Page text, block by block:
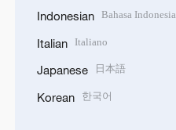
Indonesian Bahasa Indonesia
Italian Italiano
Japanese 日本語
Korean 한국어